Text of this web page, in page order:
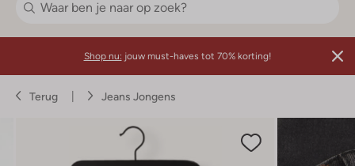
Shop nu: jouw must-haves tot 70% korting!
Terug Jeans Jongens